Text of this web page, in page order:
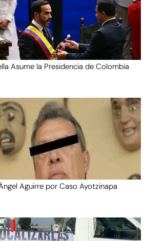
Asume la Presidencia de Colombia
Aguirre por Caso Ayotzinapa